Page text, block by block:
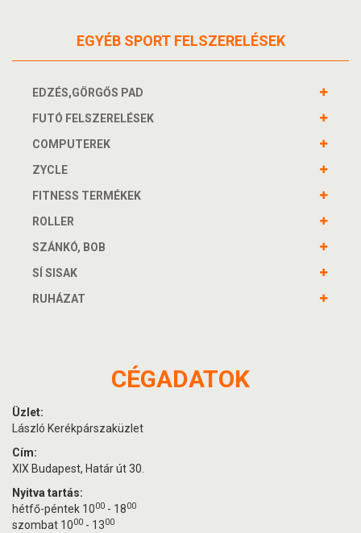
EGYÉB SPORT FELSZERELÉSEK
EDZÉS,GÖRGŐS PAD
FUTÓ FELSZERELÉSEK
COMPUTEREK
ZYCLE
FITNESS TERMÉKEK
ROLLER
SZÁNKÓ, BOB
SÍ SISAK
RUHÁZAT
CÉGADATOK
Üzlet:
László Kerékpárszaküzlet
Cím:
XIX Budapest, Határ út 30.
Nyitva tartás:
hétfő-péntek 1000 - 1800
szombat 1000 - 1300